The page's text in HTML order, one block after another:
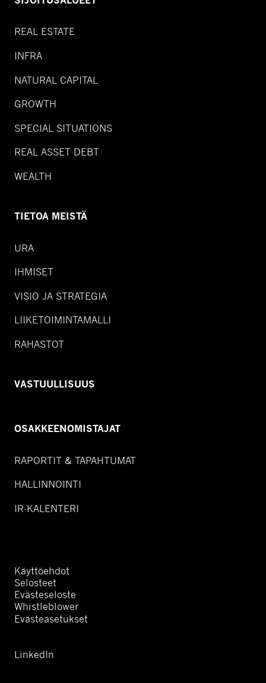
REAL ESTATE
INFRA
NATURAL CAPITAL
GROWTH
SPECIAL SITUATIONS
REAL ASSET DEBT
WEALTH
TIETOA MEISTÄ
URA
IHMISET
VISIO JA STRATEGIA
LIIKETOIMINTAMALLI
RAHASTOT
VASTUULLISUUS
OSAKKEENOMISTAJAT
RAPORTIT & TAPAHTUMAT
HALLINNOINTI
IR-KALENTERI
Käyttöehdot
Selosteet
Evästeseloste
Whistleblower
Evästeasetukset
LinkedIn